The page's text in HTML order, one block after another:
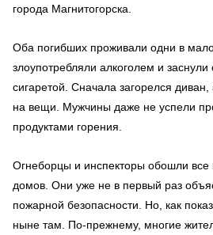
города Магнитогорска.
Оба погибших проживали одни в
злоупотребляли алкоголем и
сигаретой. Сначала загорелся
на вещи. Мужчины даже не успели
продуктами горения.
Огнеборцы и инспекторы обошли все
домов. Они уже не в первый раз
пожарной безопасности. Но, как
ныне там. По-прежнему, многие